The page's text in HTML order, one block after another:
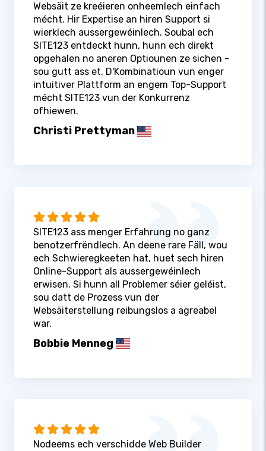
Websäit ze kreéieren onheemlech einfach
mécht. Hir Expertise an hiren Support si
wierklech aussergewéinlech. Soubal ech
SITE123 entdeckt hunn, hunn ech direkt
opgehalen no aneren Optiounen ze sichen -
sou gutt ass et. D'Kombinatioun vun enger
intuitiver Plattform an engem Top-Support
mécht SITE123 vun der Konkurrenz
ofhiewen.
Christi Prettyman
SITE123 ass menger Erfahrung no ganz
benotzerfrëndlech. An deene rare Fäll, wou
ech Schwieregkeeten hat, huet sech hiren
Online-Support als aussergewéinlech
erwisen. Si hunn all Problemer séier geléist,
sou datt de Prozess vun der
Websäiterstellung reibungslos a agreabel
war.
Bobbie Menneg
Nodeems ech verschidde Web Builder